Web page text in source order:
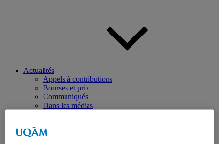
Actualités
Appels à contributions
Bourses et prix
Communiqués
Dans les médias